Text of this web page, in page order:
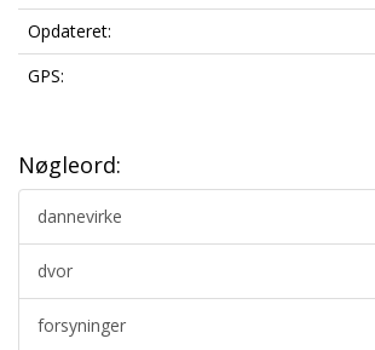
Opdateret:
GPS:
Nøgleord:
dannevirke
dvor
forsyninger